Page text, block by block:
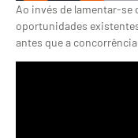
Ao invés de lamentar-
oportunidades
antes que a